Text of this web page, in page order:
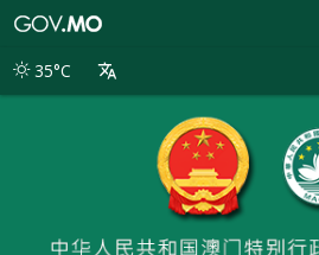
别
35°C